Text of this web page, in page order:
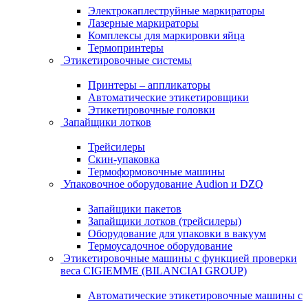
Электрокаплеструйные маркираторы
Лазерные маркираторы
Комплексы для маркировки яйца
Термопринтеры
Этикетировочные системы
Принтеры – аппликаторы
Автоматические этикетировщики
Этикетировочные головки
Запайщики лотков
Трейсилеры
Скин-упаковка
Термоформовочные машины
Упаковочное оборудование Audion и DZQ
Запайщики пакетов
Запайщики лотков (трейсилеры)
Оборудование для упаковки в вакуум
Термоусадочное оборудование
Этикетировочные машины с функцией проверки
веса CIGIEMME (BILANCIAI GROUP)
Автоматические этикетировочные машины с